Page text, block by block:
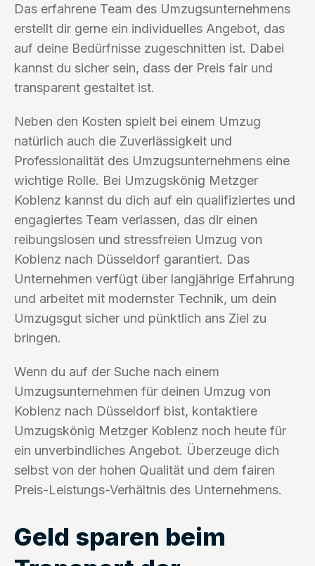
Das erfahrene Team des Umzugsunternehmens
erstellt dir gerne ein individuelles Angebot, das
auf deine Bedürfnisse zugeschnitten ist. Dabei
kannst du sicher sein, dass der Preis fair und
transparent gestaltet ist.
Neben den Kosten spielt bei einem Umzug
natürlich auch die Zuverlässigkeit und
Professionalität des Umzugsunternehmens eine
wichtige Rolle. Bei Umzugskönig Metzger
Koblenz kannst du dich auf ein qualifiziertes und
engagiertes Team verlassen, das dir einen
reibungslosen und stressfreien Umzug von
Koblenz nach Düsseldorf garantiert. Das
Unternehmen verfügt über langjährige Erfahrung
und arbeitet mit modernster Technik, um dein
Umzugsgut sicher und pünktlich ans Ziel zu
bringen.
Wenn du auf der Suche nach einem
Umzugsunternehmen für deinen Umzug von
Koblenz nach Düsseldorf bist, kontaktiere
Umzugskönig Metzger Koblenz noch heute für
ein unverbindliches Angebot. Überzeuge dich
selbst von der hohen Qualität und dem fairen
Preis-Leistungs-Verhältnis des Unternehmens.
Geld sparen beim